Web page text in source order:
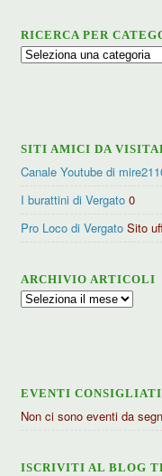
RICERCA PER
Ricerca
SITI AMICI DA
Canale Youtube di
I burattini di Vergato 0
Pro Loco di Vergato Sito
ARCHIVIO ARTICOLI
Archivio
EVENTI CONSIGLIATI
Non ci sono eventi da
ISCRIVITI AL BLOG